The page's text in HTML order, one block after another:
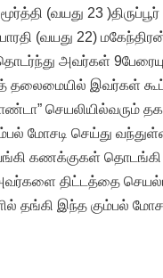
(வயது 23
(வயது 22)
அவர்கள்
தலைமையில் இவர்கள்
செயலியில்வரும்
மோசடி செய்து
வங்கி கணக்குகள்
திட்டத்தை
தங்கி இந்த கும்பல்